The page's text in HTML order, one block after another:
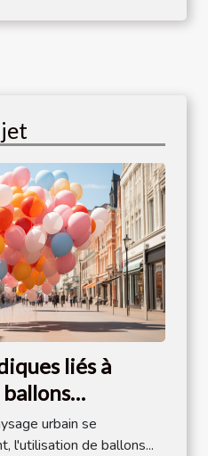
liés à
l'espace public
urbain se
l'utilisation de ballons...